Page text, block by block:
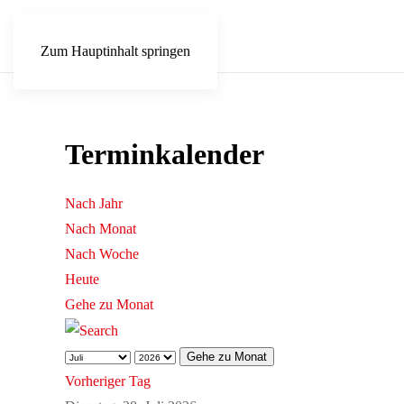
Zum Hauptinhalt springen
Terminkalender
Nach Jahr
Nach Monat
Nach Woche
Heute
Gehe zu Monat
Gehe zu Monat
Vorheriger Tag